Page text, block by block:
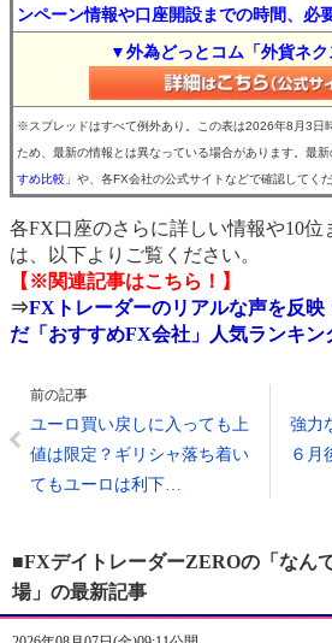
ンペーン情報や口座開設までの時間、必
▼外為どっとコム「外貨ネ
※スプレッドはすべて例外あり。この表は2026年8月3日
ため、最新の情報とは異なっている場合があります。最
すめ比較」 や、各FX会社の公式サイトなどで確認してく
各FX口座のさらに詳しい情報や10位
は、以下よりご覧ください。
【※関連記事はこちら！】
⇒FXトレーダーのリアルな声を反
だ「おすすめFX会社」人気ランキン
前の記事
ユーロ買い戻しに入っても上
値は限定？ギリシャ落ち着い
てもユーロは利下…
強力
６月
■FXデイトレーダーZEROの「なん
場」の最新記事